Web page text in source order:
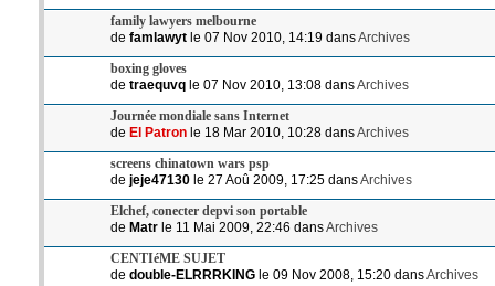
family lawyers melbourne
de famlawytle 07 Nov 2010, 14:19 dansArchives
boxing gloves
de traequvqle 07 Nov 2010, 13:08 dansArchives
Journée mondiale sans Internet
de El Patronle 18 Mar 2010, 10:28 dansArchives
screens chinatown wars psp
de jeje47130le 27 Aoû 2009, 17:25 dansArchives
Elchef, conecter depvi son portable
de Matrle 11 Mai 2009, 22:46 dansArchives
CENTIéME SUJET
de double-ELRRRKINGle 09 Nov 2008, 15:20 dansArchives